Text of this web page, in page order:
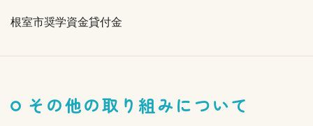
根室市奨学資金貸付金
その他の取り組みについて